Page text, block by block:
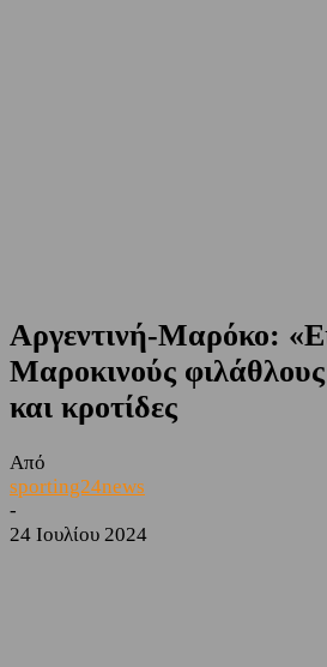
Αργεντινή-Μαρόκο:
Μαροκινούς
και κροτίδες
Από
sporting24news
-
24 Ιουλίου 2024